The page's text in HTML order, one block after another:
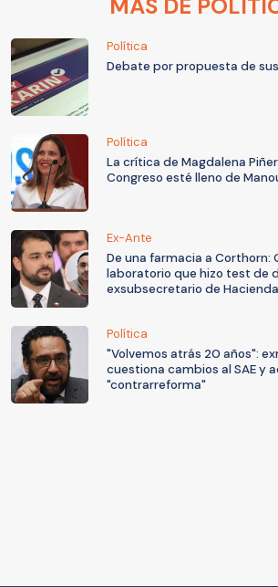
MÁS DE
Política
Debate por propuesta de
Política
La crítica de Magdalena
Congreso esté lleno de
Ex-Ante
De una farmacia a Corthorn:
laboratorio que hizo test de
exsubsecretario de Hacienda
Política
"Volvemos atrás 20 años":
cuestiona cambios al SAE y
"contrarreforma"